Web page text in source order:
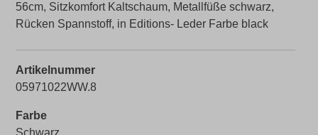
56cm, Sitzkomfort Kaltschaum, Metallfüße schwarz,
Rücken Spannstoff, in Editions- Leder Farbe black
Artikelnummer
05971022WW.8
Farbe
Schwarz